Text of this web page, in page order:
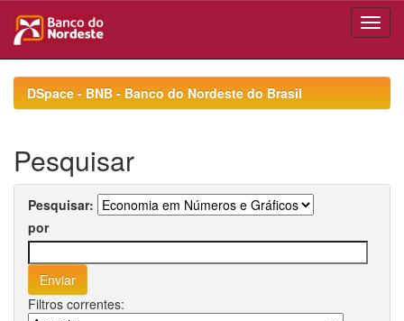
navigationDSpace - BNB - Banco do Nordeste do Brasil
Pesquisar
Pesquisar:
por
Filtros correntes: